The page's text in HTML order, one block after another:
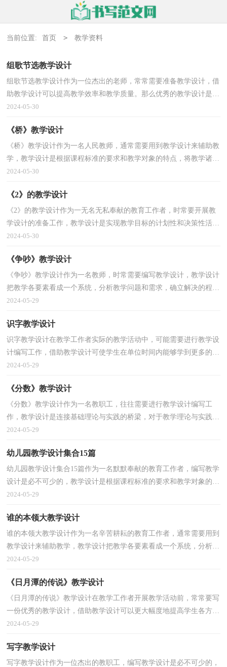
当前位置: 首页 > 教学资料
组歌节选教学设计
组歌节选教学设计作为一位杰出的老师，常常需要准备教学设计，借
助教学设计可以提高教学效率和教学质量。那么优秀的教学设计是什
么样的呢？以下是小编收集整理的组歌节选教学设计...
2024-05-30
《桥》教学设计
《桥》教学设计作为一名人民教师，通常需要用到教学设计来辅助教
学，教学设计是根据课程标准的要求和教学对象的特点，将教学诸要
素有序安排，确定合适的教学方案的设想和计划。写教...
2024-05-30
《2》的教学设计
《2》的教学设计作为一无名无私奉献的教育工作者，时常要开展教
学设计的准备工作，教学设计是实现教学目标的计划性和决策性活
动。怎样写教学设计才更能起到其作用呢？下面是小编...
2024-05-30
《争吵》教学设计
《争吵》教学设计作为一名教师，时常需要编写教学设计，教学设计
把教学各要素看成一个系统，分析教学问题和需求，确立解决的程序
纲要，使教学效果最优化。如何把教学设计做到重点突出...
2024-05-29
识字教学设计
识字教学设计在教学工作者实际的教学活动中，可能需要进行教学设
计编写工作，借助教学设计可使学生在单位时间内能够学到更多的知
识。那要怎么写好教学设计呢？下面是小编为大家整...
2024-05-29
《分数》教学设计
《分数》教学设计作为一名教职工，往往需要进行教学设计编写工
作，教学设计是连接基础理论与实践的桥梁，对于教学理论与实践的
紧密结合具有沟通作用。那么你有了解过教学设计吗？下...
2024-05-29
幼儿园教学设计集合15篇
幼儿园教学设计集合15篇作为一名默默奉献的教育工作者，编写教学
设计是必不可少的，教学设计是根据课程标准的要求和教学对象的特
点，将教学诸要素有序安排，确定合适的教学方案的设...
2024-05-29
谁的本领大教学设计
谁的本领大教学设计作为一名辛苦耕耘的教育工作者，通常需要用到
教学设计来辅助教学，教学设计把教学各要素看成一个系统，分析教
学问题和需求，确立解决的程序纲要，使教学效果最优化...
2024-05-29
《日月潭的传说》教学设计
《日月潭的传说》教学设计在教学工作者开展教学活动前，常常要写
一份优秀的教学设计，借助教学设计可以更大幅度地提高学生各方面
的能力，从而使学生获得良好的发展。那么写教学设...
2024-05-29
写字教学设计
写字教学设计作为一位杰出的教职工，编写教学设计是必不可少的，